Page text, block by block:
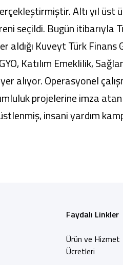
Altı yıl
seçildi. Bugün
aldığı Kuveyt Türk
Katılım Emeklilik,
alıyor. Operasyonel
projelerine imza
insani yardım
Faydalı Linkler
Ürün ve Hizmet
Ücretleri